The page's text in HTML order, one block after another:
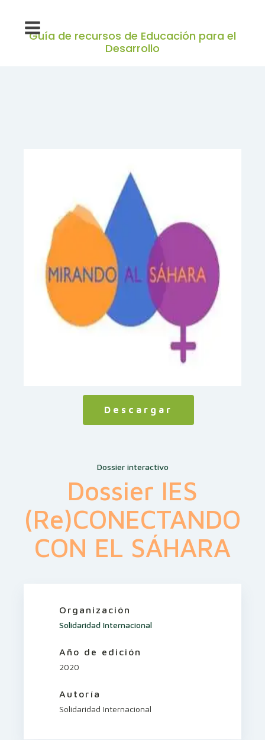
Guía de recursos de Educación para el
Desarrollo
Descargar
Dossier interactivo
Dossier IES
(Re)CONECTANDO
CON EL SÁHARA
Organización
Solidaridad Internacional
Año de edición
2020
Autoría
Solidaridad Internacional